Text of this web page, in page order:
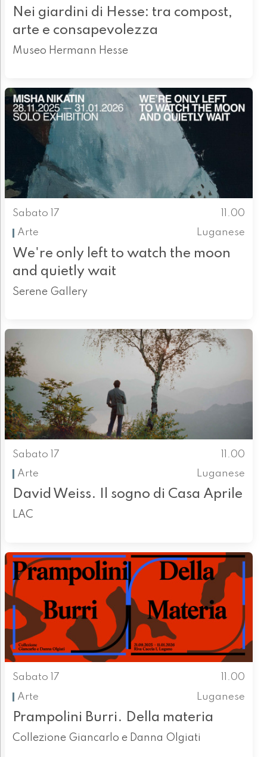
Nei giardini di Hesse: tra compost,
arte e consapevolezza
Museo Hermann Hesse
Sabato 17
11.00
Arte
Luganese
We're only left to watch the moon
and quietly wait
Serene Gallery
Sabato 17
11.00
Arte
Luganese
David Weiss. Il sogno di Casa Aprile
LAC
Sabato 17
11.00
Arte
Luganese
Prampolini Burri. Della materia
Collezione Giancarlo e Danna Olgiati